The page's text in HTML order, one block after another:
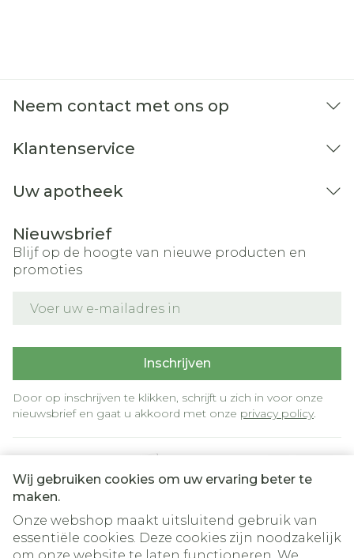
Wij gebruiken cookies om uw ervaring beter te
maken.
Onze webshop maakt uitsluitend gebruik van
essentiële cookies. Deze cookies zijn noodzakelijk
Neem contact met ons op
Klantenservice
Uw apotheek
Nieuwsbrief
Blijf op de hoogte van nieuwe producten en
promoties
Inschrijven
Door op inschrijven te klikken, schrijft u zich in voor onze
nieuwsbrief en gaat u akkoord met onze privacy policy.